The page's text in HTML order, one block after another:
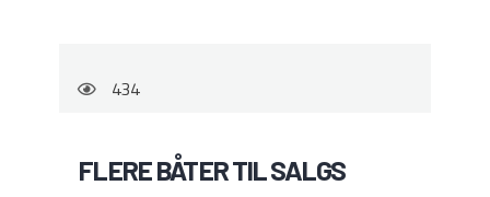
434
FLERE BÅTER TIL SALGS